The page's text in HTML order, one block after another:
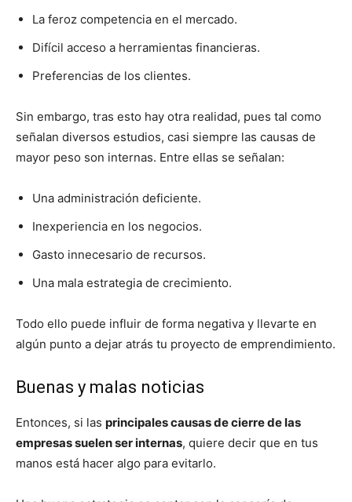
La feroz competencia en el mercado.
Difícil acceso a herramientas financieras.
Preferencias de los clientes.
Sin embargo, tras esto hay otra realidad, pues tal como
señalan diversos estudios, casi siempre las causas de
mayor peso son internas. Entre ellas se señalan:
Una administración deficiente.
Inexperiencia en los negocios.
Gasto innecesario de recursos.
Una mala estrategia de crecimiento.
Todo ello puede influir de forma negativa y llevarte en
algún punto a dejar atrás tu proyecto de emprendimiento.
Buenas y malas noticias
Entonces, si las principales causas de cierre de las
empresas suelen ser internas, quiere decir que en tus
manos está hacer algo para evitarlo.